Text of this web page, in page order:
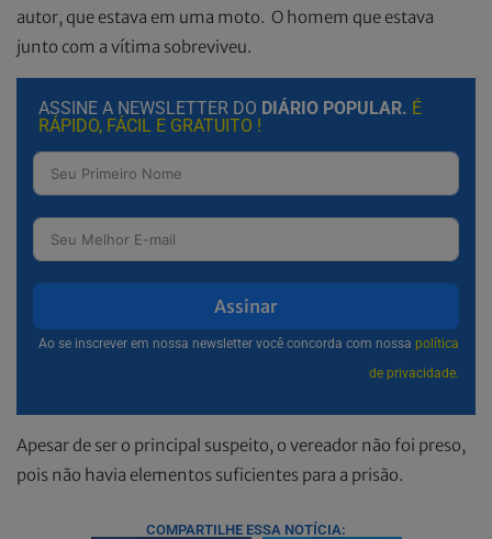
autor, que estava em uma moto. O homem que estava
junto com a vítima sobreviveu.
ASSINE A NEWSLETTER DO DIÁRIO POPULAR. É
RÁPIDO, FÁCIL E GRATUITO !
Assinar
Ao se inscrever em nossa newsletter você concorda com nossa política
de privacidade.
Apesar de ser o principal suspeito, o vereador não foi preso,
pois não havia elementos suficientes para a prisão.
COMPARTILHE ESSA NOTÍCIA: